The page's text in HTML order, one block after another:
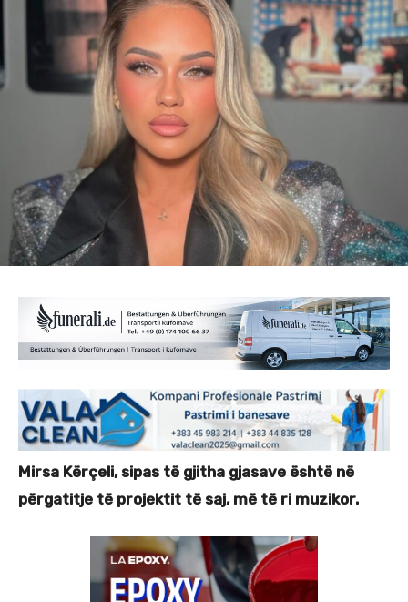
Mirsa Kërçeli, sipas të gjitha gjasave është në
përgatitje të projektit të saj, më të ri muzikor.